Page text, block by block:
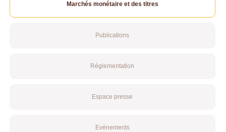
Marchés monétaire et des titres
Publications
Réglementation
Espace presse
Evénements